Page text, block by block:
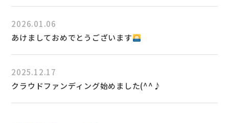
2026.01.06
あけましておめでとうございます
2025.12.17
クラウドファンディング始めました(^^♪